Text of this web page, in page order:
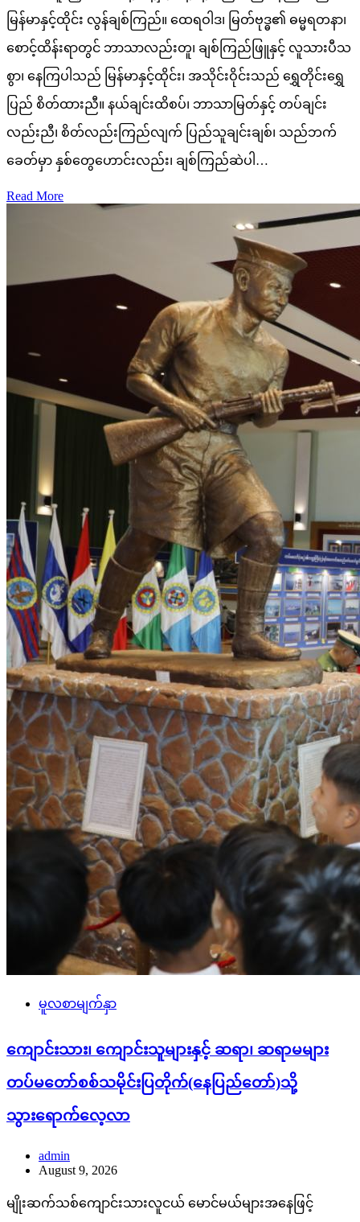
မြန်မာနှင့်ထိုင်း လွန်ချစ်ကြည်။ ထေရဝါဒ၊ မြတ်ဗုဒ္ဓ၏ ဓမ္မရတနာ၊
စောင့်ထိန်းရာတွင် ဘာသာလည်းတူ၊ ချစ်ကြည်ဖြူနှင့် လူသားပီသ
စွာ၊ နေကြပါသည် မြန်မာနှင့်ထိုင်း၊ အသိုင်းဝိုင်းသည် ရွှေတိုင်းရွှေ
ပြည် စိတ်ထားညီ။ နယ်ချင်းထိစပ်၊ ဘာသာမြတ်နှင့် တပ်ချင်း
လည်းညီ၊ စိတ်လည်းကြည်လျက် ပြည်သူချင်းချစ်၊ သည်ဘက်
ခေတ်မှာ နှစ်တွေဟောင်းလည်း၊ ချစ်ကြည်ဆဲပါ…
Read More
မူလစာမျက်နှာ
ကျောင်းသား၊ ကျောင်းသူများနှင့် ဆရာ၊ ဆရာမများ
တပ်မတော်စစ်သမိုင်းပြတိုက်(နေပြည်တော်)သို့
သွားရောက်လေ့လာ
admin
August 9, 2026
မျိုးဆက်သစ်ကျောင်းသားလူငယ် မောင်မယ်များအနေဖြင့်